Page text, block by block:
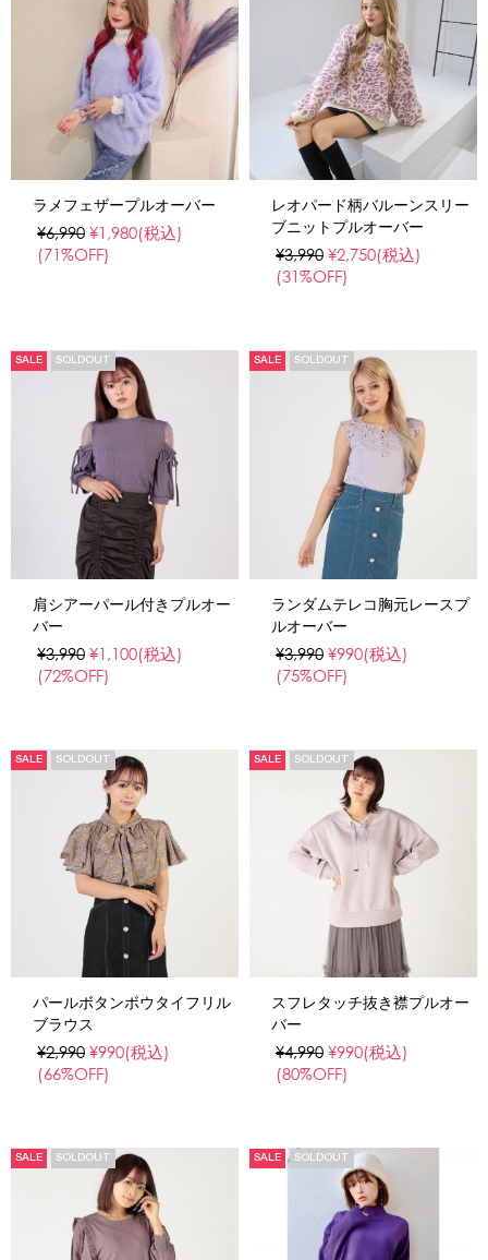
ラメフェザープルオーバー
¥6,990 ¥1,980(税込)
(71%OFF)
レオパード柄バルーンスリー
ブニットプルオーバー
¥3,990 ¥2,750(税込)
(31%OFF)
SALE SOLDOUT
肩シアーパール付きプルオー
バー
¥3,990 ¥1,100(税込)
(72%OFF)
SALE SOLDOUT
ランダムテレコ胸元レースプ
ルオーバー
¥3,990 ¥990(税込)
(75%OFF)
SALE SOLDOUT
パールボタンボウタイフリル
ブラウス
¥2,990 ¥990(税込)
(66%OFF)
SALE SOLDOUT
スフレタッチ抜き襟プルオー
バー
¥4,990 ¥990(税込)
(80%OFF)
SALE SOLDOUT SALE SOLDOUT